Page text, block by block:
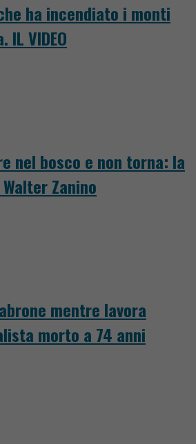
ha incendiato i monti
IL VIDEO
nel bosco e non torna: la
Zanino
mentre lavora
morto a 74 anni